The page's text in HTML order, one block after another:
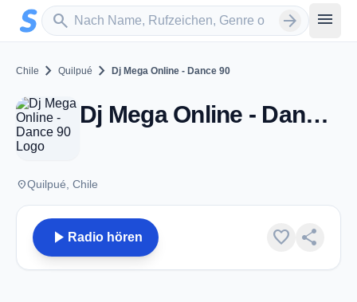
Zum Hauptinhalt springen
search
Sender suchen arrow_forward menu
Chile chevron_right Quilpué chevron_right Dj Mega Online - Dance 90
Dj Mega Online - Dance 90 - Quilpué
placeQuilpué, Chile
play_arrow Radio hören favorite share